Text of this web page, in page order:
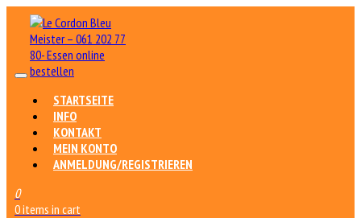
STARTSEITE
INFO
KONTAKT
MEIN KONTO
ANMELDUNG/REGISTRIEREN
0
0 items in cart